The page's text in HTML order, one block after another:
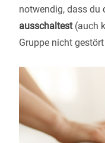
notwendig, dass du
ausschaltest(auch
Gruppe nicht